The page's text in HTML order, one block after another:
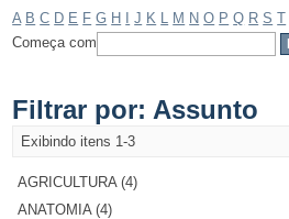
A B C D E F G H J K M N O P Q R S T
Começa com
Filtrar por: Assunto
Exibindo itens 1-3
AGRICULTURA (4)
ANATOMIA (4)